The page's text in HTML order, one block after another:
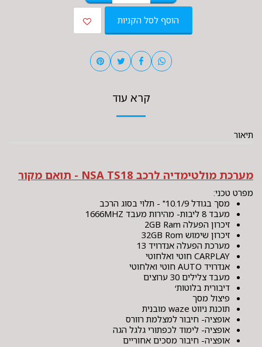
הוסף לסל הקניות
קרא עוד
תיאור
מערכת מולטימדיה לרכב NSA TS18 - תואם מקור
מפרט טכני:
מסך בגודל 10.1/9" - תלוי בסוג הרכב
מעבד 8 ליבות- מהירות מעבד 1666MHZ
זיכרון הפעלה 2GB Ram
זיכרון שימוש 32GB Rom
מערכת הפעלה אנדרויד 13
CARPLAY חוטי ואלחוטי
אנדרויד AUTO חוטי ואלחוטי
מעבד צלילים 30 ערוצים
דיבורית בלוטות׳
פיצול מסך
תוכנת ניווט waze מובנית
אופציה- חיבור למצלמת רוורס
אופציה- לימוד לכפתורי גלגל הגה
אופציה- חיבור מסכים אחוריים